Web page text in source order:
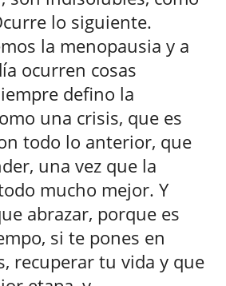
lo siguiente.
la menopausia y a
ocurren cosas
defino la
una crisis, que es
todo lo anterior, que
una vez que la
mucho mejor. Y
abrazar, porque es
si te pones en
recuperar tu vida y que